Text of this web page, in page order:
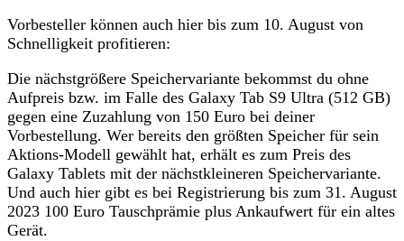
Vorbesteller können auch hier bis zum 10. August von
Schnelligkeit profitieren:
Die nächstgrößere Speichervariante bekommst du ohne
Aufpreis bzw. im Falle des Galaxy Tab S9 Ultra (512 GB)
gegen eine Zuzahlung von 150 Euro bei deiner
Vorbestellung. Wer bereits den größten Speicher für sein
Aktions-Modell gewählt hat, erhält es zum Preis des
Galaxy Tablets mit der nächstkleineren Speichervariante.
Und auch hier gibt es bei Registrierung bis zum 31. August
2023 100 Euro Tauschprämie plus Ankaufwert für ein altes
Gerät.